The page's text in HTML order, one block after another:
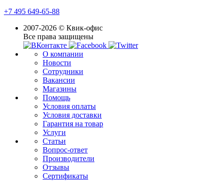
+7 495 649-65-88
2007-2026 © Квик-офис
Все права защищены
О компании
Новости
Сотрудники
Вакансии
Магазины
Помощь
Условия оплаты
Условия доставки
Гарантия на товар
Услуги
Статьи
Вопрос-ответ
Производители
Отзывы
Сертификаты